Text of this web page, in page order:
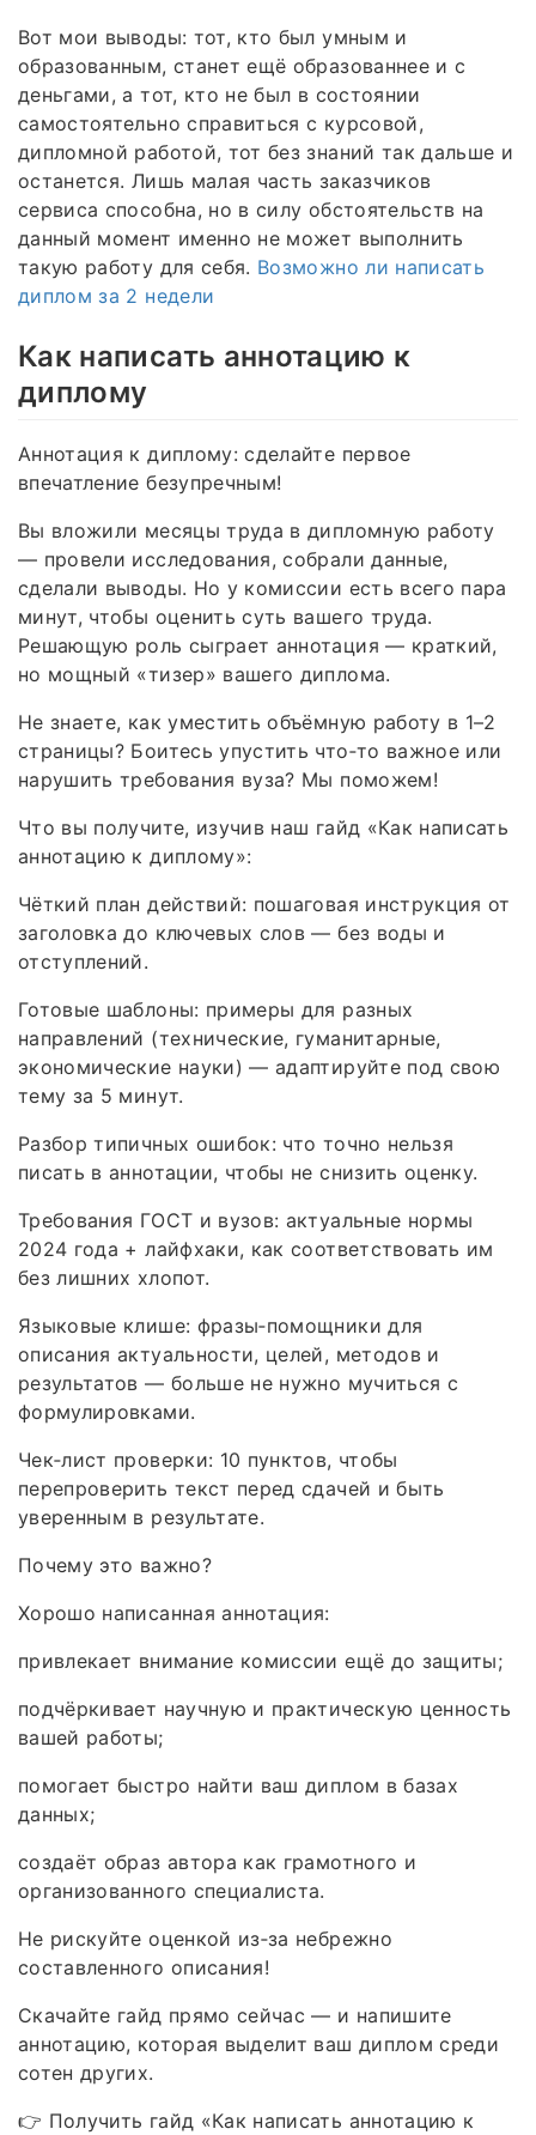
Вот мои выводы: тот, кто был умным и
образованным, станет ещё образованнее и с
деньгами, а тот, кто не был в состоянии
самостоятельно справиться с курсовой,
дипломной работой, тот без знаний так дальше и
останется. Лишь малая часть заказчиков
сервиса способна, но в силу обстоятельств на
данный момент именно не может выполнить
такую работу для себя. Возможно ли написать
диплом за 2 недели
Как написать аннотацию к
диплому
Аннотация к диплому: сделайте первое
впечатление безупречным!
Вы вложили месяцы труда в дипломную работу
— провели исследования, собрали данные,
сделали выводы. Но у комиссии есть всего пара
минут, чтобы оценить суть вашего труда.
Решающую роль сыграет аннотация — краткий,
но мощный «тизер» вашего диплома.
Не знаете, как уместить объёмную работу в 1–2
страницы? Боитесь упустить что‑то важное или
нарушить требования вуза? Мы поможем!
Что вы получите, изучив наш гайд «Как написать
аннотацию к диплому»:
Чёткий план действий: пошаговая инструкция от
заголовка до ключевых слов — без воды и
отступлений.
Готовые шаблоны: примеры для разных
направлений (технические, гуманитарные,
экономические науки) — адаптируйте под свою
тему за 5 минут.
Разбор типичных ошибок: что точно нельзя
писать в аннотации, чтобы не снизить оценку.
Требования ГОСТ и вузов: актуальные нормы
2024 года + лайфхаки, как соответствовать им
без лишних хлопот.
Языковые клише: фразы‑помощники для
описания актуальности, целей, методов и
результатов — больше не нужно мучиться с
формулировками.
Чек‑лист проверки: 10 пунктов, чтобы
перепроверить текст перед сдачей и быть
уверенным в результате.
Почему это важно?
Хорошо написанная аннотация:
привлекает внимание комиссии ещё до защиты;
подчёркивает научную и практическую ценность
вашей работы;
помогает быстро найти ваш диплом в базах
данных;
создаёт образ автора как грамотного и
организованного специалиста.
Не рискуйте оценкой из‑за небрежно
составленного описания!
Скачайте гайд прямо сейчас — и напишите
аннотацию, которая выделит ваш диплом среди
сотен других.
👉 Получить гайд «Как написать аннотацию к